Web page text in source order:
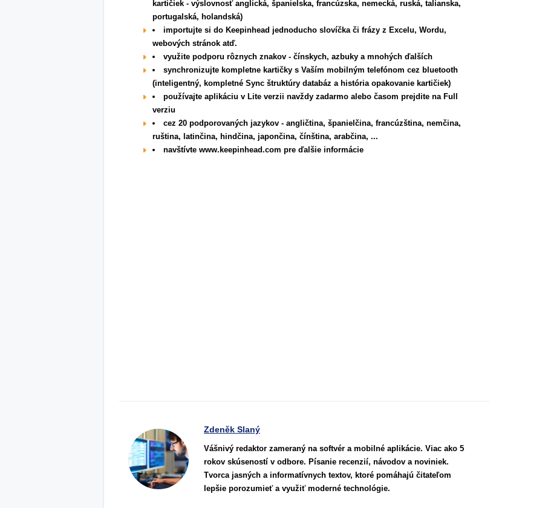
kartičiek - výslovnosť anglická, španielska, francúzska, nemecká, ruská, talianska,
portugalská, holandská)
importujte si do Keepinhead jednoducho slovíčka či frázy z Excelu, Wordu,
webových stránok atď.
využite podporu rôznych znakov - čínskych, azbuky a mnohých ďalších
synchronizujte kompletne kartičky s Vaším mobilným telefónom cez bluetooth
(inteligentný, kompletné Sync štruktúry databáz a história opakovanie kartičiek)
používajte aplikáciu v Lite verzii navždy zadarmo alebo časom prejdite na Full
verziu
cez 20 podporovaných jazykov - angličtina, španielčina, francúzština, nemčina,
ruština, latinčina, hindčina, japončina, čínština, arabčina, ...
navštívte www.keepinhead.com pre ďalšie informácie
Zdeněk Slaný
Vášnivý redaktor zameraný na softvér a mobilné aplikácie. Viac ako 5
rokov skúseností v odbore. Písanie recenzií, návodov a noviniek.
Tvorca jasných a informatívnych textov, ktoré pomáhajú čitateľom
lepšie porozumieť a využiť moderné technológie.